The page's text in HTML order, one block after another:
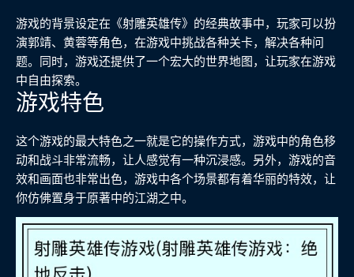
游戏的背景设定在《射雕英雄传》的经典故事中，玩家可以扮
演郭靖、黄蓉等角色，在游戏中挑战各种关卡，解决各种问
题。同时，游戏还提供了一个宏大的世界地图，让玩家在游戏
中自由探索。
游戏特色
这个游戏的最大特色之一就是它的操作方式，游戏中的角色移
动和战斗非常流畅，让人感觉有一种沉浸感。另外，游戏的音
效和画面也非常出色，游戏中各个场景都有着华丽的特效，让
你仿佛置身于原著中的江湖之中。